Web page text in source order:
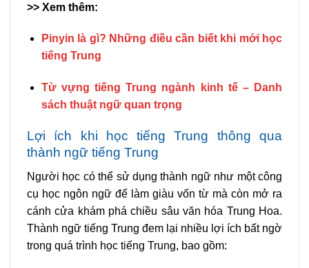
>> Xem thêm:
Pinyin là gì? Những điều cần biết khi mới học
tiếng Trung
Từ vựng tiếng Trung ngành kinh tế – Danh
sách thuật ngữ quan trọng
Lợi ích khi học tiếng Trung thông qua
thành ngữ tiếng Trung
Người học có thể sử dụng thành ngữ như một công
cụ học ngôn ngữ để làm giàu vốn từ mà còn mở ra
cánh cửa khám phá chiều sâu văn hóa Trung Hoa.
Thành ngữ tiếng Trung đem lại nhiều lợi ích bất ngờ
trong quá trình học tiếng Trung, bao gồm: